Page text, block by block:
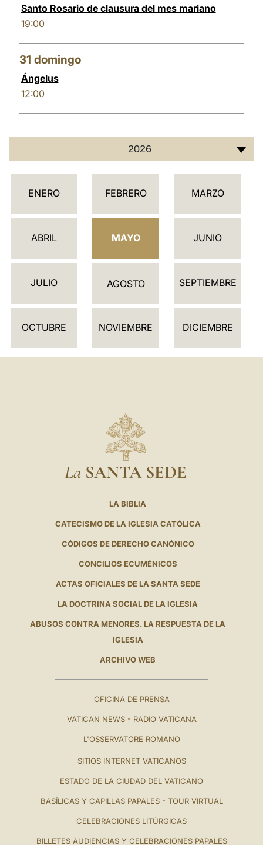
Santo Rosario de clausura del mes mariano
19:00
31 domingo
Ángelus
12:00
2026
C
L
D
R
ENERO FEBRERO MARZO
ABRIL MAYO JUNIO
JULIO AGOSTO SEPTIEMBRE
OCTUBRE NOVIEMBRE DICIEMBRE
La SANTA SEDE
LA BIBLIA
CATECISMO DE LA IGLESIA CATÓLICA
CÓDIGOS DE DERECHO CANÓNICO
CONCILIOS ECUMÉNICOS
ACTAS OFICIALES DE LA SANTA SEDE
LA DOCTRINA SOCIAL DE LA IGLESIA
ABUSOS CONTRA MENORES. LA RESPUESTA DE LA
IGLESIA
ARCHIVO WEB
OFICINA DE PRENSA
VATICAN NEWS - RADIO VATICANA
L'OSSERVATORE ROMANO
SITIOS INTERNET VATICANOS
ESTADO DE LA CIUDAD DEL VATICANO
BASÍLICAS Y CAPILLAS PAPALES - TOUR VIRTUAL
CELEBRACIONES LITÚRGICAS
BILLETES AUDIENCIAS Y CELEBRACIONES PAPALES